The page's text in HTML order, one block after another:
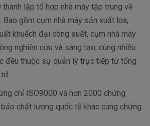
thành lập tổ hợp nhà máy tập trung về
Bao gồm cụm nhà máy sản xuất loa,
khuếch đại công suất, cụm nhà máy
nghiên cứu và sáng tạo, cùng nhiều
đều thuộc sự quản lý trực tiếp từ tổng
chỉ ISO9000 và hơn 2000 chứng
chất lượng quốc tế khác cùng chứng